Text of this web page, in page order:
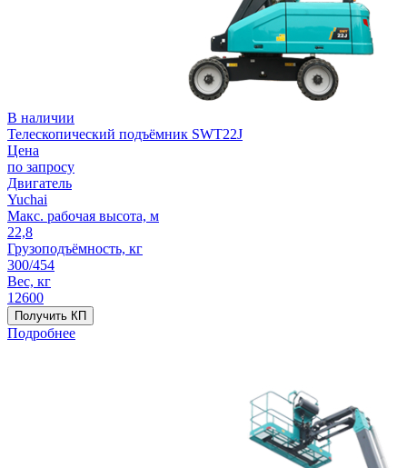
В наличии
Телескопический подъёмник SWT22J
Цена
по запросу
Двигатель
Yuchai
Макс. рабочая высота, м
22,8
Грузоподъёмность, кг
300/454
Вес, кг
12600
Получить КП
Подробнее